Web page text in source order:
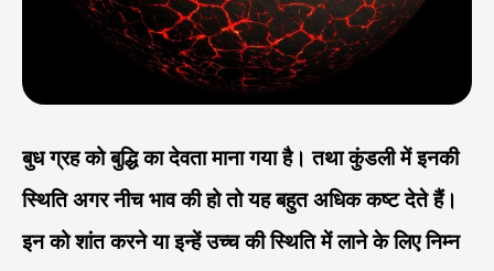
बुध ग्रह को बुद्धि का देवता माना गया है। तथा कुंडली में इनकी
स्थिति अगर नीच भाव की हो तो यह बहुत अधिक कष्ट देते हैं।
इन को शांत करने या इन्हें उच्च की स्थिति में लाने के लिए निम्न